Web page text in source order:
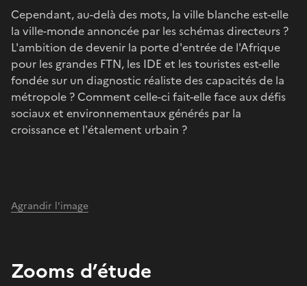
Cependant, au-delà des mots, la ville blanche est-elle
la ville-monde annoncée par les schémas directeurs ?
L'ambition de devenir la porte d'entrée de l'Afrique
pour les grandes FTN, les IDE et les touristes est-elle
fondée sur un diagnostic réaliste des capacités de la
métropole ? Comment celle-ci fait-elle face aux défis
sociaux et environnementaux générés par la
croissance et l'étalement urbain ?
Agrandir l'image
Zooms d’étude